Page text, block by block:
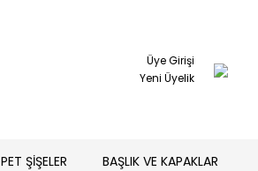
Üye Girişi
Yeni Üyelik
PET ŞİŞELER BAŞLIK VE KAPAKLAR